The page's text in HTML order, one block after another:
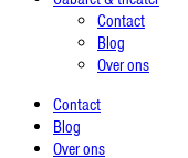
Contact
Blog
Over ons
Contact
Blog
Over ons